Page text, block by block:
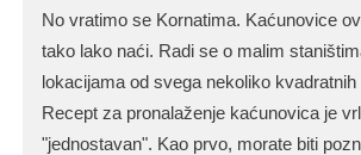
No vratimo se Kornatima. Kaćunovice
tako lako naći. Radi se o malim
lokacijama od svega nekoliko kvadratnih
Recept za pronalaženje kaćunovica je
"jednostavan". Kao prvo, morate biti